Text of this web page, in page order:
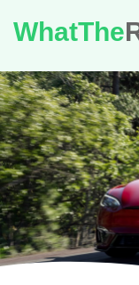
WhatThe